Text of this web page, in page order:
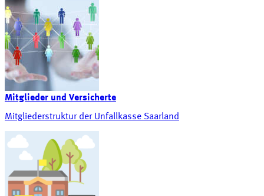
Mitglieder und Versicherte
Mitgliederstruktur der Unfallkasse Saarland